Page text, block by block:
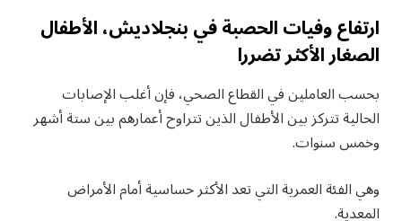
ارتفاع وفيات الحصبة في بنجلاديش، الأطفال
الصغار الأكثر تضررا
بحسب العاملين في القطاع الصحي، فإن أغلب الإصابات
الحالية تتركز بين الأطفال الذين تتراوح أعمارهم بين ستة أشهر
وخمس سنوات.
وهي الفئة العمرية التي تعد الأكثر حساسية أمام الأمراض
المعدية.